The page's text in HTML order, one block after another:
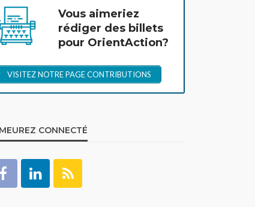
Vous aimeriez
rédiger des billets
pour OrientAction?
VISITEZ NOTRE PAGE CONTRIBUTIONS
CONNECTÉ